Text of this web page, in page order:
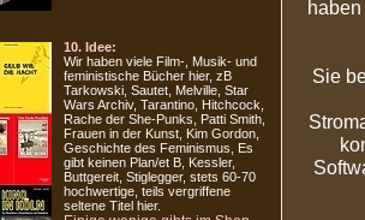
10. Idee:
Wir haben viele Film-, Musik- und
feministische Bücher hier, zB
Tarkowski, Sautet, Melville, Star
Wars Archiv, Tarantino, Hitchcock,
Rache der She-Punks, Patti Smith,
Frauen in der Kunst, Kim Gordon,
Geschichte des Feminismus, Es
gibt keinen Plan/et B, Kessler,
Buttgereit, Stiglegger, stets 60-70
hochwertige, teils vergriffene
seltene Titel hier.
Sie